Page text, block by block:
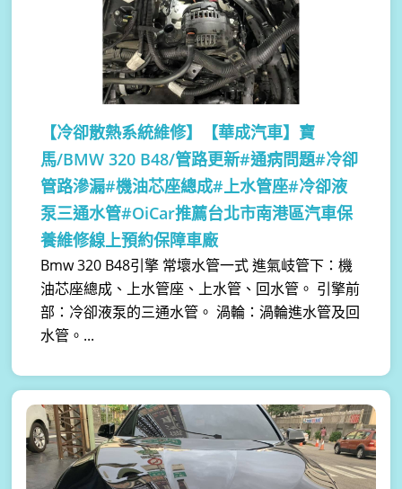
【冷卻散熱系統維修】
【華成汽車】寶
馬/BMW 320 B48/管路更新#通病問題#冷卻
管路滲漏#機油芯座總成#上水管座#冷卻液
泵三通水管#OiCar推薦台北市南港區汽車保
養維修線上預約保障車廠
Bmw 320 B48引擎 常壞水管一式 進氣岐管下：機
油芯座總成、上水管座、上水管、回水管。 引擎前
部：冷卻液泵的三通水管。 渦輪：渦輪進水管及回
水管。...